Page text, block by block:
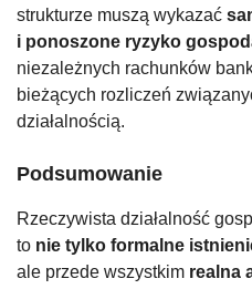
strukturze muszą wykazać
i ponoszone ryzyko
niezależnych rachunków
bieżących rozliczeń
działalnością.
Podsumowanie
Rzeczywista działalność
to nie tylko formalne
ale przede wszystkim realna